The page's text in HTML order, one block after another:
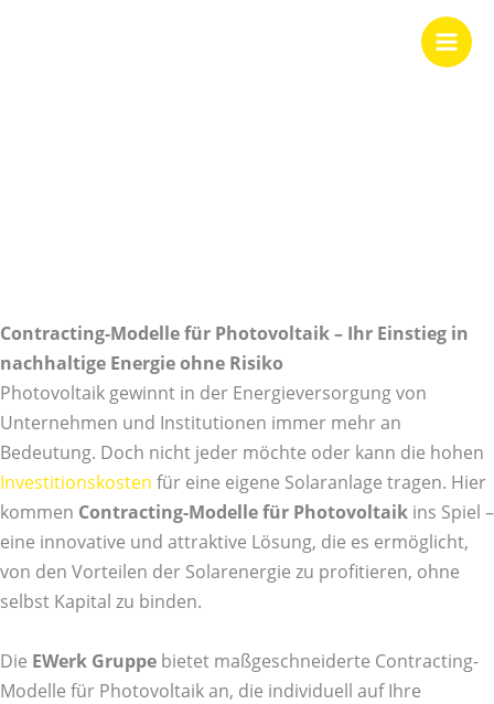
Contracting-Modelle für Photovoltaik – Ihr Einstieg in
nachhaltige Energie ohne Risiko
Photovoltaik gewinnt in der Energieversorgung von
Unternehmen und Institutionen immer mehr an
Bedeutung. Doch nicht jeder möchte oder kann die hohen
Investitionskosten für eine eigene Solaranlage tragen. Hier
kommen Contracting-Modelle für Photovoltaik ins Spiel –
eine innovative und attraktive Lösung, die es ermöglicht,
von den Vorteilen der Solarenergie zu profitieren, ohne
selbst Kapital zu binden.
Die EWerk Gruppe bietet maßgeschneiderte Contracting-
Modelle für Photovoltaik an, die individuell auf Ihre